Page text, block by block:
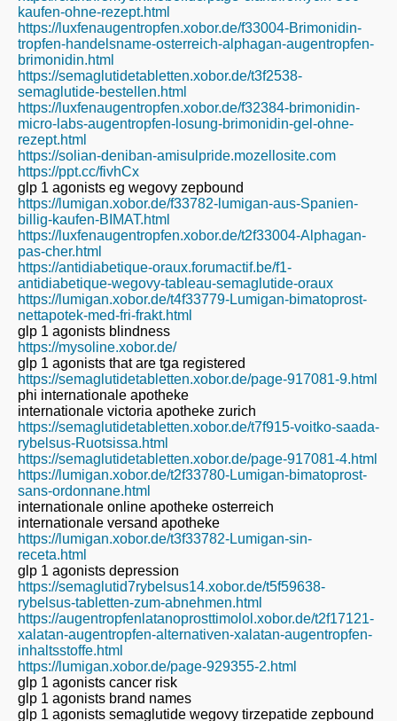
kaufen-ohne-rezept.html
https://luxfenaugentropfen.xobor.de/f33004-Brimonidin-
tropfen-handelsname-osterreich-alphagan-augentropfen-
brimonidin.html
https://semaglutidetabletten.xobor.de/t3f2538-
semaglutide-bestellen.html
https://luxfenaugentropfen.xobor.de/f32384-brimonidin-
micro-labs-augentropfen-losung-brimonidin-gel-ohne-
rezept.html
https://solian-deniban-amisulpride.mozellosite.com
https://ppt.cc/fivhCx
glp 1 agonists eg wegovy zepbound
https://lumigan.xobor.de/f33782-lumigan-aus-Spanien-
billig-kaufen-BIMAT.html
https://luxfenaugentropfen.xobor.de/t2f33004-Alphagan-
pas-cher.html
https://antidiabetique-oraux.forumactif.be/f1-
antidiabetique-wegovy-tableau-semaglutide-oraux
https://lumigan.xobor.de/t4f33779-Lumigan-bimatoprost-
nettapotek-med-fri-frakt.html
glp 1 agonists blindness
https://mysoline.xobor.de/
glp 1 agonists that are tga registered
https://semaglutidetabletten.xobor.de/page-917081-9.html
phi internationale apotheke
internationale victoria apotheke zurich
https://semaglutidetabletten.xobor.de/t7f915-voitko-saada-
rybelsus-Ruotsissa.html
https://semaglutidetabletten.xobor.de/page-917081-4.html
https://lumigan.xobor.de/t2f33780-Lumigan-bimatoprost-
sans-ordonnane.html
internationale online apotheke osterreich
internationale versand apotheke
https://lumigan.xobor.de/t3f33782-Lumigan-sin-
receta.html
glp 1 agonists depression
https://semaglutid7rybelsus14.xobor.de/t5f59638-
rybelsus-tabletten-zum-abnehmen.html
https://augentropfenlatanoprosttimolol.xobor.de/t2f17121-
xalatan-augentropfen-alternativen-xalatan-augentropfen-
inhaltsstoffe.html
https://lumigan.xobor.de/page-929355-2.html
glp 1 agonists cancer risk
glp 1 agonists brand names
glp 1 agonists semaglutide wegovy tirzepatide zepbound